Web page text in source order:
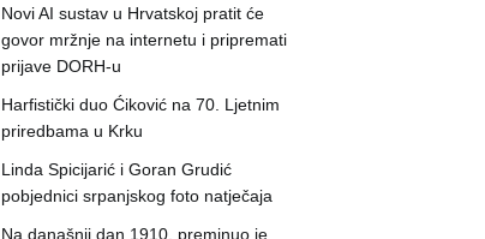
Novi AI sustav u Hrvatskoj pratit će
govor mržnje na internetu i pripremati
prijave DORH-u
Harfistički duo Ćiković na 70. Ljetnim
priredbama u Krku
Linda Spicijarić i Goran Grudić
pobjednici srpanjskog foto natječaja
Na današnji dan 1910. preminuo je